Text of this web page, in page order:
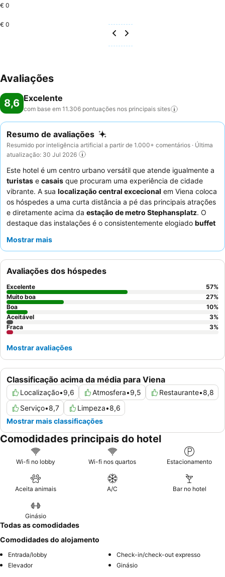
€ 0
€ 0
Avaliações
8,6 Excelente
com base em 11.306 pontuações nos principais sites
Resumo de avaliações
Resumido por inteligência artificial a partir de 1.000+ comentários · Última
atualização: 30 Jul 2026
Este hotel é um centro urbano versátil que atende igualmente a
turistas e casais que procuram uma experiência de cidade
vibrante. A sua localização central excecional em Viena coloca
os hóspedes a uma curta distância a pé das principais atrações
e diretamente acima da estação de metro Stephansplatz. O
destaque das instalações é o consistentemente elogiado buffet
variada. Os hóspedes elogiam consistentemente os
equipa profissional da receção e a simpática equipa de limpeza.
Para uma estadia mais tranquila, os hóspedes recomendam
solicitar um quarto com vista para a tranquila
Markt.
Mostrar mais
Classificação acima da média para Viena
Localização•9,6 Atmosfera•9,5 Restaurante•8,8
Serviço•8,7 Limpeza•8,6
Mostrar mais classificações
Avaliações dos hóspedes
Excelente 57%
Muito boa
27%
Boa
10%
Aceitável
3%
Fraca
3%
Mostrar avaliações
Comodidades principais do hotel
Wi-fi no lobby Wi-fi nos quartos Estacionamento
Aceita animais A/C Bar no hotel
Ginásio
Todas as comodidades
Comodidades do alojamento
Entrada/lobby
Check-in/check-out expresso
Elevador
Ginásio